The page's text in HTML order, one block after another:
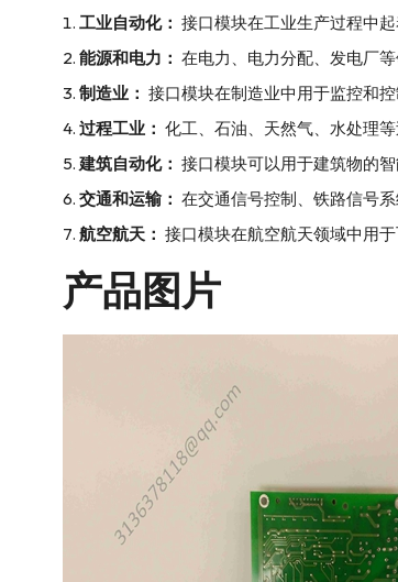
工业自动化： 接口模块在工业生产过程中
能源和电力： 在电力、电力分配、发电厂
制造业： 接口模块在制造业中用于监控和
过程工业： 化工、石油、天然气、水处理
建筑自动化： 接口模块可以用于建筑物的
交通和运输： 在交通信号控制、铁路信号
航空航天： 接口模块在航空航天领域中用
产品图片